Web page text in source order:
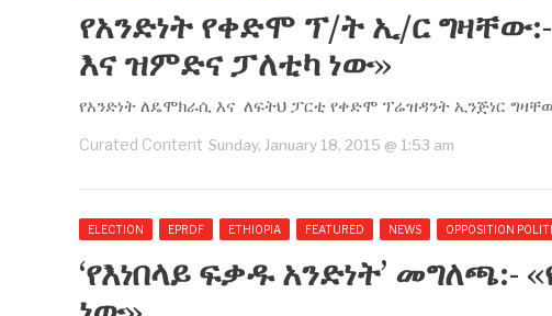
የአንድነት የቀድሞ ፕ/ት ኢ/ር
እና ዝምድና ፓለቲካ ነው››
የአንድነት ለዴሞክራሲ እና ለፍትህ ፓርቲ የቀድሞ ፕሬዝዳንት ኢንጅነር
Curated Content Sunday, January 18, 2015 @ 1:53 am
ELECTION EPRDF ETHIOPIA FEATURED NEWS OPPOSITION
‘የእነበላይ ፍቃዱ አንድነት’ መግለጫ:-